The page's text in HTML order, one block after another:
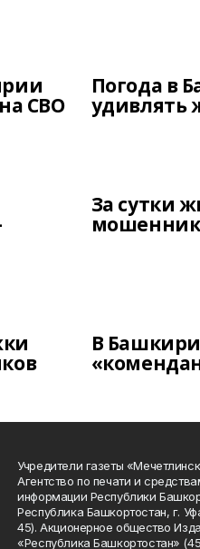
СВО
Погода в
удивлять
За сутки
В
Учредители газеты
Агентство по печати и
информации Республики
Республика Башкортостан, г.
45). Акционерное общество
«Республика Башкортостан»